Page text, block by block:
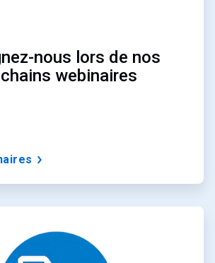
nous lors de nos
webinaires